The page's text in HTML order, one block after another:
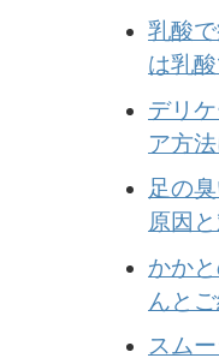
乳酸
は乳
デリ
ア方
足の
原因
かか
んと
スム